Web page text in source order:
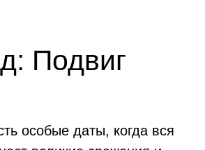
Подвиг
особые даты, когда вся